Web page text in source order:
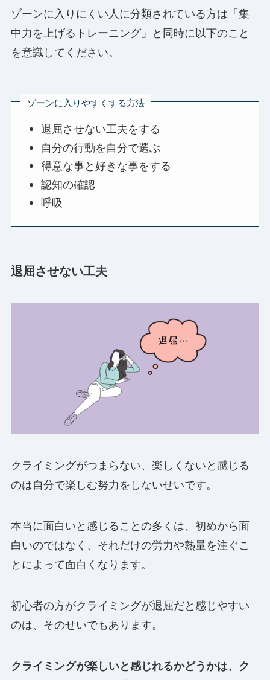
ゾーンに入りにくい人に分類されている方は「集
中力を上げるトレーニング」と同時に以下のこと
を意識してください。
ゾーンに入りやすくする方法
退屈させない工夫をする
自分の行動を自分で選ぶ
得意な事と好きな事をする
認知の確認
呼吸
退屈させない工夫
クライミングがつまらない、楽しくないと感じる
のは自分で楽しむ努力をしないせいです。
本当に面白いと感じることの多くは、初めから面
白いのではなく、それだけの労力や熱量を注ぐこ
とによって面白くなります。
初心者の方がクライミングが退屈だと感じやすい
のは、そのせいでもあります。
クライミングが楽しいと感じれるかどうかは、ク